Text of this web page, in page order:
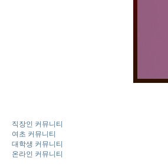
직장인 커뮤니티
여초 커뮤니티
대학생 커뮤니티
온라인 커뮤니티